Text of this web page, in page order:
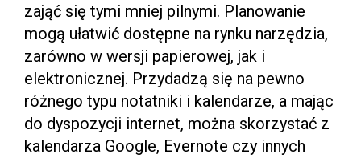
zająć się tymi mniej pilnymi. Planowanie
mogą ułatwić dostępne na rynku narzędzia,
zarówno w wersji papierowej, jak i
elektronicznej. Przydadzą się na pewno
różnego typu notatniki i kalendarze, a mając
do dyspozycji internet, można skorzystać z
kalendarza Google, Evernote czy innych